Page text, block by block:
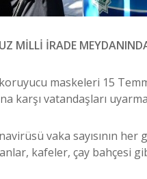
MİLLİ İRADE
maskeleri 15
karşı vatandaşları
vaka sayısının
kafeler, çay